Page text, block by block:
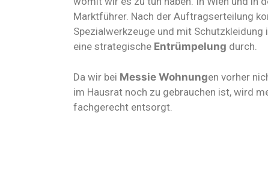
Marktführer. Nach der Auftragserteilung
Spezialwerkzeuge und mit Schutzkleidung
eine strategische Entrümpelung durch.
Da wir bei Messie Wohnungen vorher
im Hausrat noch zu gebrauchen ist, wird
fachgerecht entsorgt.